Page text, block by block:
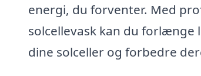
energi, du forventer. Med
solcellevask kan du forlænge
dine solceller og forbedre